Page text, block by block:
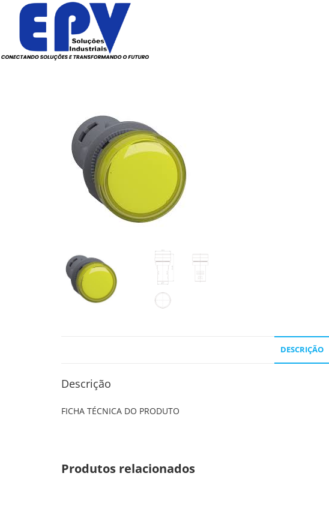
DESCRIÇÃO
Descrição
FICHA TÉCNICA DO PRODUTO
Produtos relacionados